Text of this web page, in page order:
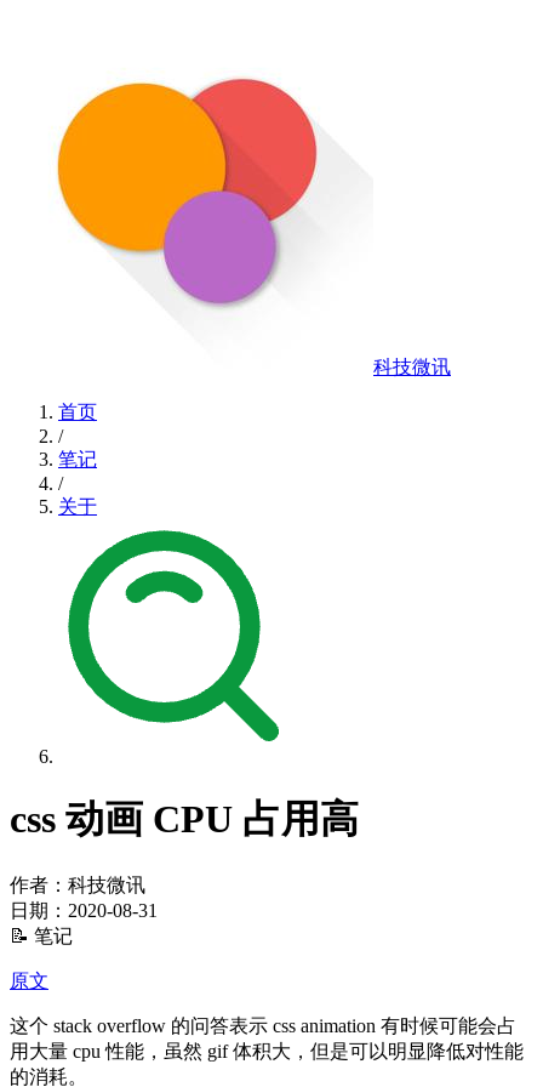
科技微讯
首页
/
笔记
/
关于
css 动画 CPU 占用高
作者：科技微讯
日期： 2020-08-31
📝 笔记
原文
这个 stack overflow 的问答表示 css animation 有时候可能会占
用大量 cpu 性能，虽然 gif 体积大，但是可以明显降低对性能
的消耗。